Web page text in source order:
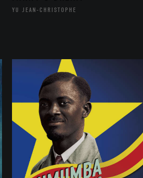
YU JEAN-CHRISTOPHE